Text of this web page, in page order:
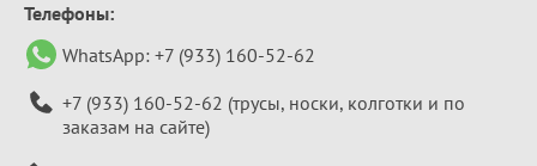
Телефоны:
WhatsApp: +7 (933) 160-52-62
+7 (933) 160-52-62 (трусы, носки, колготки и по
заказам на сайте)